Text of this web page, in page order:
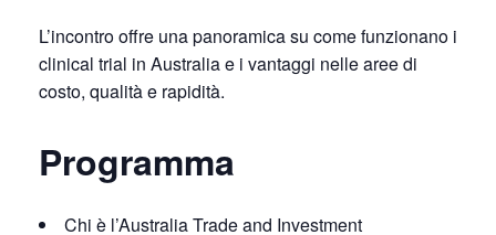
L’incontro offre una panoramica su come funzionano i
clinical trial in Australia e i vantaggi nelle aree di
costo, qualità e rapidità.
Programma
Chi è l’Australia Trade and Investment